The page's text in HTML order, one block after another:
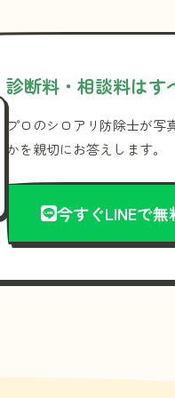
診断料・相談料はす
プロのシロアリ防除士が写
かを親切にお答えします。
今すぐLINEで無